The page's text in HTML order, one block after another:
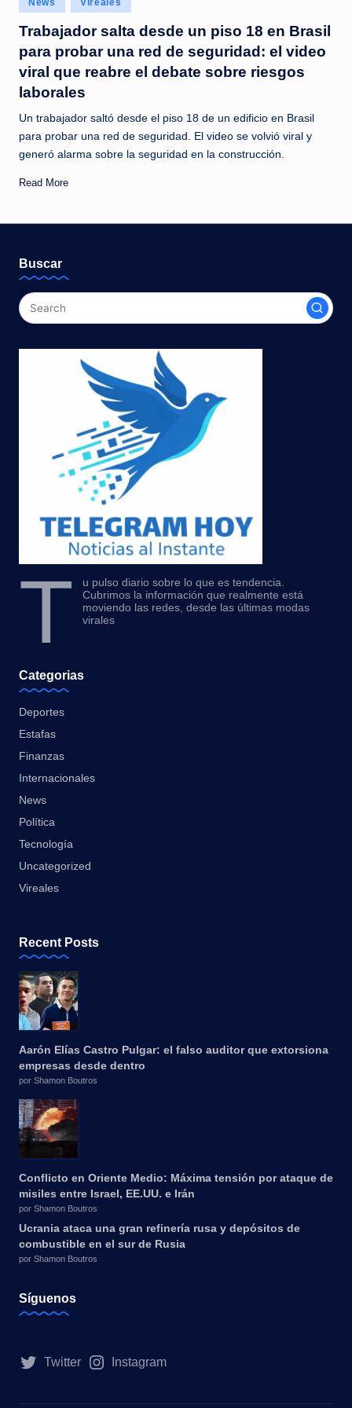
c
i
a
s
a
l
i
n
a
n
t
e
in
News Vireales
Trabajador salta desde un piso 18 en Brasil
para probar una red de seguridad: el video
viral que reabre el debate sobre riesgos
laborales
Un trabajador saltó desde el piso 18 de un edificio en Brasil
para probar una red de seguridad. El video se volvió viral y
generó alarma sobre la seguridad en la construcción.
Read More
Buscar
T
u pulso diario sobre lo que es tendencia.
Cubrimos la información que realmente está
moviendo las redes, desde las últimas modas
virales
Categorias
Deportes
Estafas
Finanzas
Internacionales
News
Política
Tecnología
Uncategorized
Vireales
Recent Posts
Aarón Elías Castro Pulgar: el falso auditor que extorsiona
empresas desde dentro
por Shamon Boutros
Conflicto en Oriente Medio: Máxima tensión por ataque de
misiles entre Israel, EE.UU. e Irán
por Shamon Boutros
Ucrania ataca una gran refinería rusa y depósitos de
combustible en el sur de Rusia
por Shamon Boutros
Síguenos
Twitter Instagram